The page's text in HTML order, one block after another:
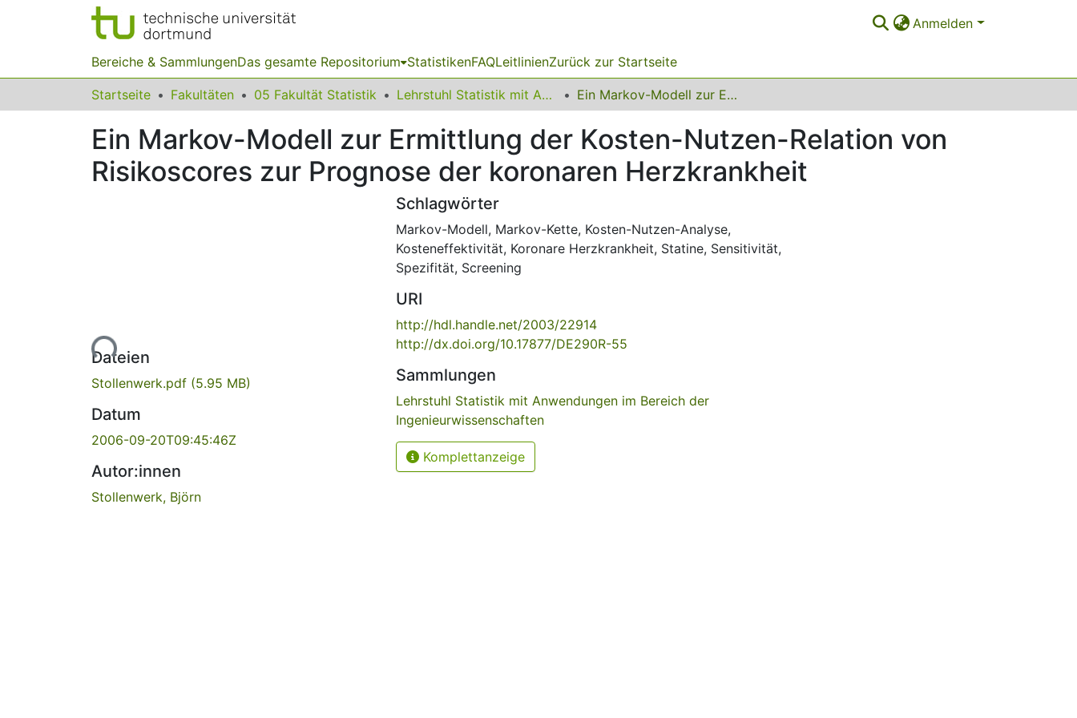
Anmelden
Bereiche & SammlungenDas gesamte Repositorium StatistikenFAQLeitlinienZurück zur Startseite
Startseite Fakultäten 05 Fakultät Statistik Lehrstuhl Statistik mit Anwendungen im Bereich der Ingenieurwissenschaften Ein Markov-Modell zur Ermittlung der Kosten-Nutzen-Relation von Risikoscores zur Prognose der koronaren Herzkrankheit
Ein Markov-Modell zur Ermittlung der Kosten-Nutzen-Relation von
Risikoscores zur Prognose der koronaren Herzkrankheit
Lade...
Dateien
Stollenwerk.pdf (5.95 MB)
Datum
2006-09-20T09:45:46Z
Autor:innen
Stollenwerk, Björn
Schlagwörter
Markov-Modell, Markov-Kette, Kosten-Nutzen-Analyse,
Kosteneffektivität, Koronare Herzkrankheit, Statine, Sensitivität,
Spezifität, Screening
URI
http://hdl.handle.net/2003/22914
http://dx.doi.org/10.17877/DE290R-55
Sammlungen
Lehrstuhl Statistik mit Anwendungen im Bereich der
Ingenieurwissenschaften
Komplettanzeige